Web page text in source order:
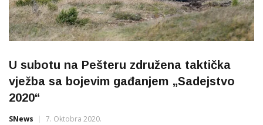
U subotu na Pešteru združena taktička
vježba sa bojevim gađanjem „Sadejstvo
2020“
SNews 7. Oktobra 2020.